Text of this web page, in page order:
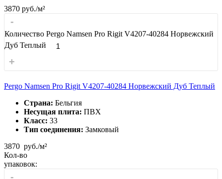
3870 руб./м²
-
Количество Pergo Namsen Pro Rigit V4207-40284 Норвежский
Дуб Теплый
+
Pergo Namsen Pro Rigit V4207-40284 Норвежский Дуб Теплый
Страна: Бельгия
Несущая плита: ПВХ
Класс: 33
Тип соединения: Замковый
3870 руб./м²
Кол-во
упаковок:
-